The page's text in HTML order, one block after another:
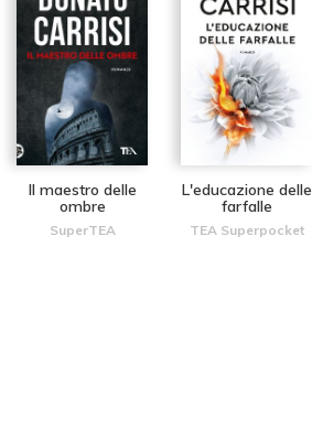
Il maestro delle
ombre
SuperTEA
L'educazione delle
farfalle
TEA Superpocket